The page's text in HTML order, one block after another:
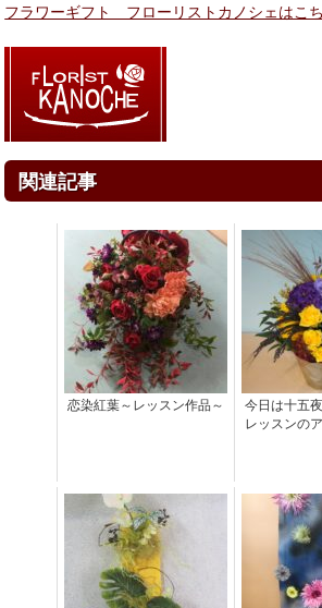
フラワーギフト フローリストカノシェはこ
関連記事
恋染紅葉～レッスン作品～
今日は十五
レッスンの